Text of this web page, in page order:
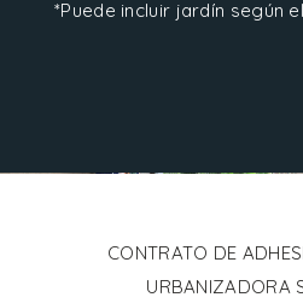
*Puede incluir jardín según
CONTRATO DE
URBANIZADORA